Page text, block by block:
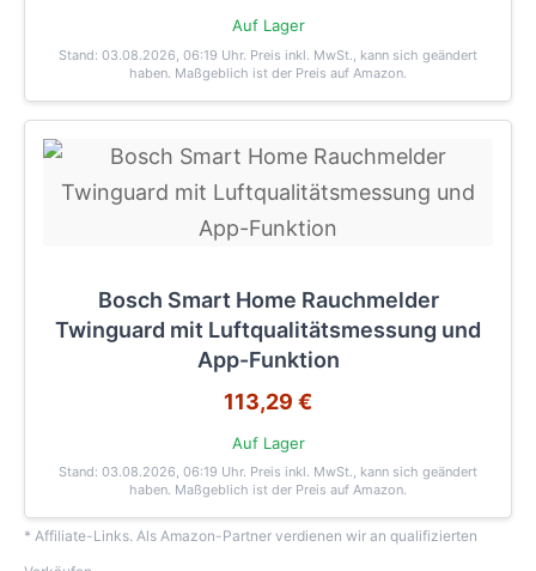
Auf Lager
Stand: 03.08.2026, 06:19 Uhr. Preis inkl. MwSt., kann sich geändert
haben. Maßgeblich ist der Preis auf Amazon.
Bosch Smart Home Rauchmelder
Twinguard mit Luftqualitätsmessung und
App-Funktion
113,29 €
Auf Lager
Stand: 03.08.2026, 06:19 Uhr. Preis inkl. MwSt., kann sich geändert
haben. Maßgeblich ist der Preis auf Amazon.
* Affiliate-Links. Als Amazon-Partner verdienen wir an qualifizierten